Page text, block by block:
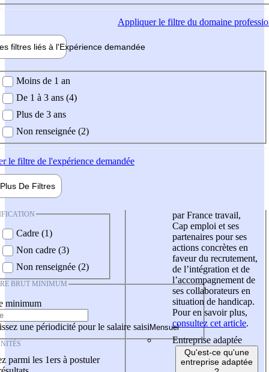
Appliquerle filtre du domaine
filtres liés à l'Expérience demandée
demandée
Moins de 1 an
De 1 à 3 ans (4)
Plus de 3 ans
Non renseignée (2)
le filtre de l'expérience demandée
Plus De Filtres
Cadre (1)
Non cadre (3)
Non renseignée (2)
BRUT MINIMUM
minimum
une périodicité pour le salaire saisi
parmi les 1ers à postuler
par France travail,
Cap emploi et ses
partenaires pour ses
actions concrètes en
faveur du recrutement,
de l’intégration et de
l’accompagnement de
ses collaborateurs en
situation de handicap.
Pour en savoir plus,
consultez cet article.
Entreprise adaptée
Qu'est-ce qu'une
entreprise adaptée